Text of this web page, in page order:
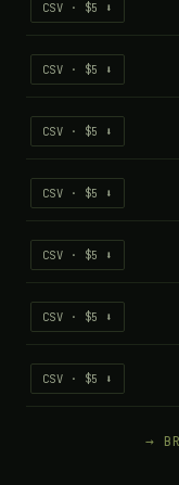
⬇ CSV · $5
⬇ CSV · $5
⬇ CSV · $5
⬇ CSV · $5
⬇ CSV · $5
⬇ CSV · $5
⬇ CSV · $5